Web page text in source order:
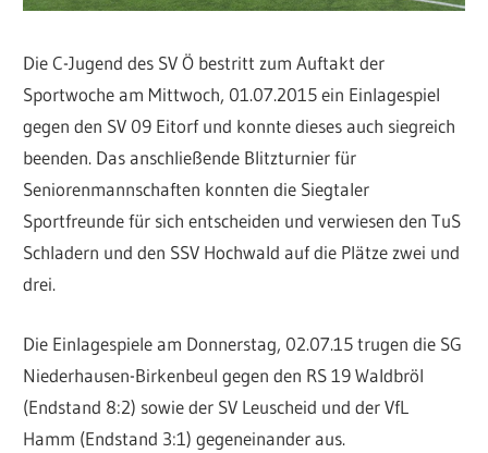
Die C-Jugend des SV Ö bestritt zum Auftakt der
Sportwoche am Mittwoch, 01.07.2015 ein Einlagespiel
gegen den SV 09 Eitorf und konnte dieses auch siegreich
beenden. Das anschließende Blitzturnier für
Seniorenmannschaften konnten die Siegtaler
Sportfreunde für sich entscheiden und verwiesen den TuS
Schladern und den SSV Hochwald auf die Plätze zwei und
drei.
Die Einlagespiele am Donnerstag, 02.07.15 trugen die SG
Niederhausen-Birkenbeul gegen den RS 19 Waldbröl
(Endstand 8:2) sowie der SV Leuscheid und der VfL
Hamm (Endstand 3:1) gegeneinander aus.